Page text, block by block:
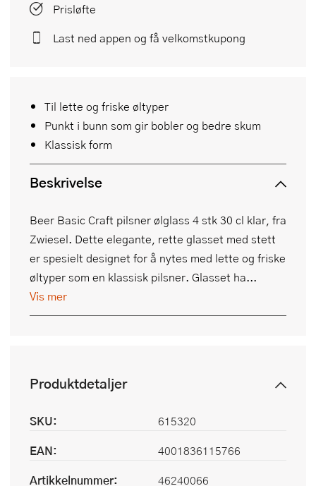
Til lette og friske øltyper
Punkt i bunn som gir bobler og bedre skum
Klassisk form
Beskrivelse
Beer Basic Craft pilsner ølglass 4 stk 30 cl klar, fra
Zwiesel. Dette elegante, rette glasset med stett
er spesielt designet for å nytes med lette og friske
øltyper som en klassisk pilsner. Glasset ha...
Vis mer
Prisløfte
Last ned appen og få velkomstkupong
Produktdetaljer
SKU:
615320
EAN:
4001836115766
Artikkelnummer:
46240066